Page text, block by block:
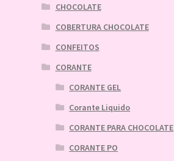
CHOCOLATE
COBERTURA CHOCOLATE
CONFEITOS
CORANTE
CORANTE GEL
Corante Liquido
CORANTE PARA CHOCOLATE
CORANTE PO